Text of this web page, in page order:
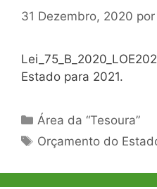
31 Dezembro, 2020 por
Estado para 2021.
Categorias
Área da “Tesoura”
Etiquetas
Orçamento do